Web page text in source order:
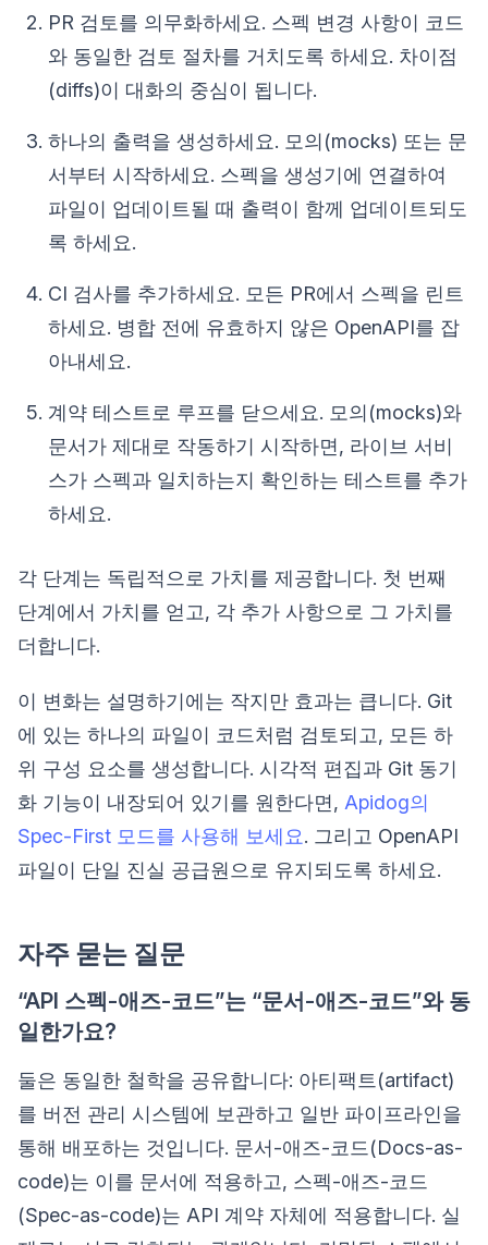
PR 검토를 의무화하세요. 스펙 변경 사항이 코드
와 동일한 검토 절차를 거치도록 하세요. 차이점
(diffs)이 대화의 중심이 됩니다.
하나의 출력을 생성하세요. 모의(mocks) 또는 문
서부터 시작하세요. 스펙을 생성기에 연결하여
파일이 업데이트될 때 출력이 함께 업데이트되도
록 하세요.
CI 검사를 추가하세요. 모든 PR에서 스펙을 린트
하세요. 병합 전에 유효하지 않은 OpenAPI를 잡
아내세요.
계약 테스트로 루프를 닫으세요. 모의(mocks)와
문서가 제대로 작동하기 시작하면, 라이브 서비
스가 스펙과 일치하는지 확인하는 테스트를 추가
하세요.
각 단계는 독립적으로 가치를 제공합니다. 첫 번째
단계에서 가치를 얻고, 각 추가 사항으로 그 가치를
더합니다.
이 변화는 설명하기에는 작지만 효과는 큽니다. Git
에 있는 하나의 파일이 코드처럼 검토되고, 모든 하
위 구성 요소를 생성합니다. 시각적 편집과 Git 동기
화 기능이 내장되어 있기를 원한다면, Apidog의
Spec-First 모드를 사용해 보세요. 그리고 OpenAPI
파일이 단일 진실 공급원으로 유지되도록 하세요.
자주 묻는 질문
“API 스펙-애즈-코드”는 “문서-애즈-코드”와 동
일한가요?
둘은 동일한 철학을 공유합니다: 아티팩트(artifact)
를 버전 관리 시스템에 보관하고 일반 파이프라인을
통해 배포하는 것입니다. 문서-애즈-코드(Docs-as-
code)는 이를 문서에 적용하고, 스펙-애즈-코드
(Spec-as-code)는 API 계약 자체에 적용합니다. 실